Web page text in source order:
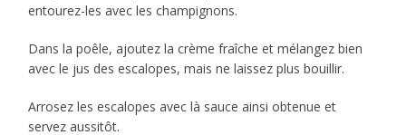
entourez-les avec les champignons.
Dans la poêle, ajoutez la crème fraîche et mélangez bien
avec le jus des escalopes, mais ne laissez plus bouillir.
Arrosez les escalopes avec là sauce ainsi obtenue et
servez aussitôt.